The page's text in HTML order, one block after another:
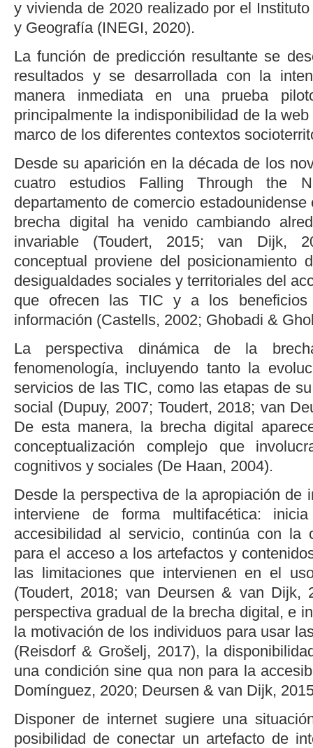
y vivienda de 2020 realizado por el
y Geografía (INEGI, 2020).
La función de predicción resultante se
resultados y se desarrollada con la
manera inmediata en una prueba
principalmente la indisponibilidad de la
marco de los diferentes contextos
Desde su aparición en la década de los
cuatro estudios Falling Through the
departamento de comercio
brecha digital ha venido cambiando
invariable (Toudert, 2015;van Dijk,
conceptual proviene del posicionamiento
desigualdades sociales y territoriales del
que ofrecen las TIC y a los
información (Castells, 2002; Ghobadi &
La perspectiva dinámica de la
fenomenología, incluyendo tanto la
servicios de las TIC, como las etapas de
social (Dupuy, 2007; Toudert, 2018; van
De esta manera, la brecha digital
conceptualización complejo que
cognitivos y sociales (De Haan, 2004).
Desde la perspectiva de la apropiación de
interviene de forma multifacética:
accesibilidad al servicio, continúa con la
para el acceso a los artefactos y
las limitaciones que intervienen en el
(Toudert, 2018; van Deursen & van Dijk,
perspectiva gradual de la brecha digital, e
la motivación de los individuos para usar
(Reisdorf & Grošelj, 2017), la
una condiciónsine qua non para la
Domínguez, 2020; Deursen & van Dijk,
Disponer de internet sugiere una
posibilidad de conectar un artefacto de